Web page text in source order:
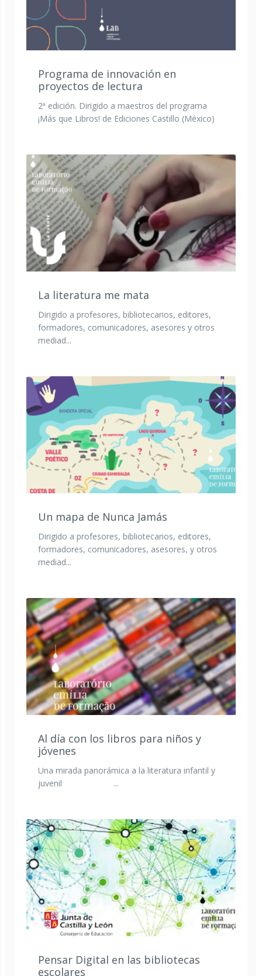
Programa de innovación en
proyectos de lectura
2ª edición. Dirigido a maestros del programa
¡Más que Libros! de Ediciones Castillo (México)
La literatura me mata
Dirigido a profesores, bibliotecarios, editores,
formadores, comunicadores, asesores y otros
mediad...
Un mapa de Nunca Jamás
Dirigido a profesores, bibliotecarios, editores,
formadores, comunicadores, asesores, y otros
mediad...
Al día con los libros para niños y
jóvenes
Una mirada panorámica a la literatura infantil y
juvenil ...
Pensar Digital en las bibliotecas
escolares